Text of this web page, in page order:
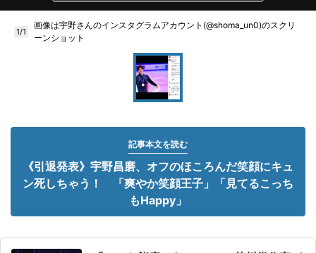
1/1
画像は宇野さんのインスタグラムアカウント(@shoma_un0)のスクリ
ーンショット
記事本文を読む
《引退発表》宇野昌磨、オフのほころんだ笑顔にキュ
ン死しちゃう！ 「爽やか笑顔王子」「見てるこっち
もHappy」